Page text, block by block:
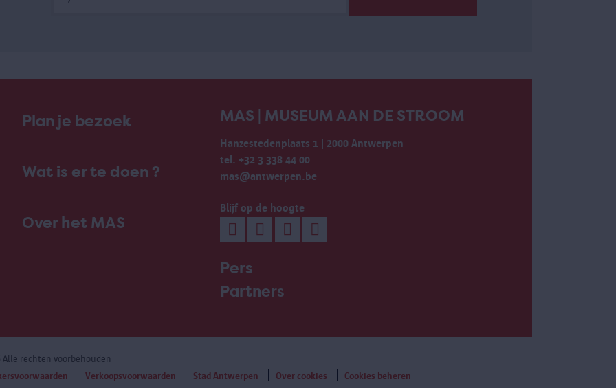
Plan je bezoek
Wat is er te doen ?
Over het MAS
MAS | MUSEUM AAN DE STROOM
Hanzestedenplaats 1 | 2000 Antwerpen
tel. +32 3 338 44 00
mas@antwerpen.be
Blijf op de hoogte
Pers
Partners
Alle rechten voorbehouden
Verkoopsvoorwaarden Stad Antwerpen Over cookies Cookies beheren